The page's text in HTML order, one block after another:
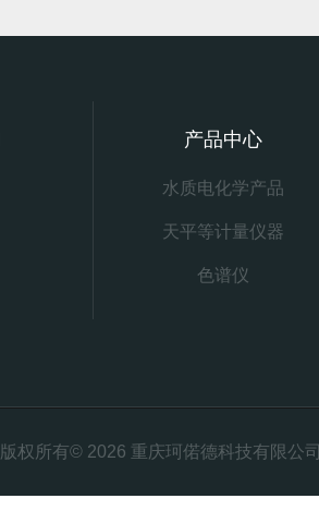
产品中心
水质电化学产品
天平等计量仪器
色谱仪
版权所有© 2026 重庆珂偌德科技有限